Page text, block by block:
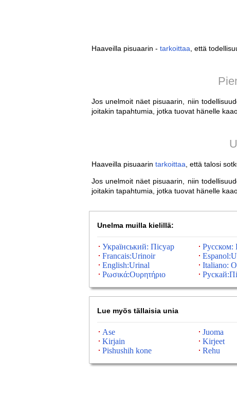
Haaveilla pisuaarin - tarkoittaa , että
Jos unelmoit näet pisuaarin, niin
joitakin tapahtumia, jotka tuovat hänelle
Haaveilla pisuaarin tarkoittaa , että talosi
Jos unelmoit näet pisuaarin, niin
joitakin tapahtumia, jotka tuovat hänelle
Unelma muilla kielillä:
Український: Пісуар Русском:
Francais:Urinoir
English:Urinal
Italiano:
Ρωσικά:Ουρητήριο
Lue myös tällaisia ​​unia
Ase Juoma
Kirjain
Kirjeet
Pishushih kone
Rehu